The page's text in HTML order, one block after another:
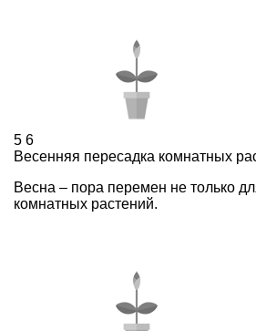
5 6
Весенняя пересадка комнатных
Весна – пора перемен не только
комнатных растений.